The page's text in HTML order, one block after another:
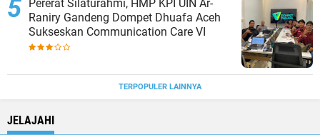
Pererat Silaturahmi, HMP KPI UIN Ar-
Raniry Gandeng Dompet Dhuafa Aceh
Sukseskan Communication Care VI
TERPOPULER LAINNYA
JELAJAHI